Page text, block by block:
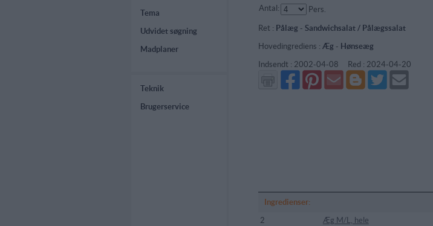
Tema
Udvidet søgning
Madplaner
Teknik
Brugerservice
Antal: Pers.
Ret : Pålæg- Sandwichsalat / Pålægssalat
Hovedingrediens : Æg- Hønseæg
Indsendt : 2002-04-08 Red : 2024-04-20
Del
på
Facebook
Del
på
Pinterest
Send
via
GMail
Del
på
Blogger
Del
på
Twitter
Send
mail
Ingredienser:
2
Æg M/L, hele